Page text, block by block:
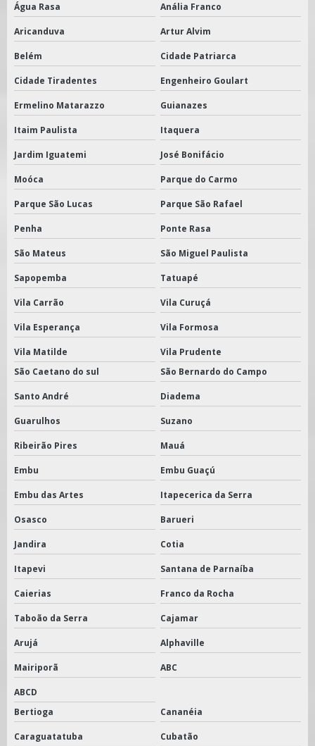
Água Rasa
Anália Franco
Aricanduva Artur Alvim
Belém Cidade Patriarca
Cidade Tiradentes Engenheiro Goulart
Ermelino Matarazzo Guianazes
Itaim Paulista Itaquera
Jardim Iguatemi José Bonifácio
Moóca Parque do Carmo
Parque São Lucas Parque São Rafael
Penha Ponte Rasa
São Mateus São Miguel Paulista
Sapopemba Tatuapé
Vila Carrão Vila Curuçá
Vila Esperança Vila Formosa
Vila Matilde
Vila Prudente
São Caetano do sul
São Bernardo do Campo
Santo André Diadema
Guarulhos Suzano
Ribeirão Pires Mauá
Embu Embu Guaçú
Embu das Artes Itapecerica da Serra
Osasco Barueri
Jandira Cotia
Itapevi Santana de Parnaíba
Caierias Franco da Rocha
Taboão da Serra Cajamar
Arujá Alphaville
Mairiporã ABC
ABCD
Bertioga
Cananéia
Caraguatatuba Cubatão